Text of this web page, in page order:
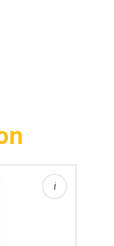
Flex-
помощью
i